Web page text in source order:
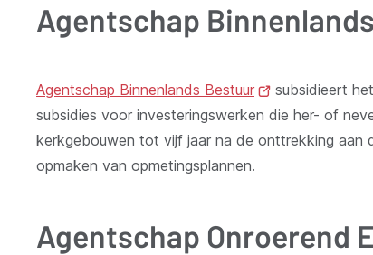
Agentschap
Agentschap Binnenlands Bestuur
(opent
nieuw
venster)
subsidieert
subsidies voor investeringswerken die her- of
kerkgebouwen tot vijf jaar na de onttrekking aan
opmaken van opmetingsplannen.
Agentschap Onroerend